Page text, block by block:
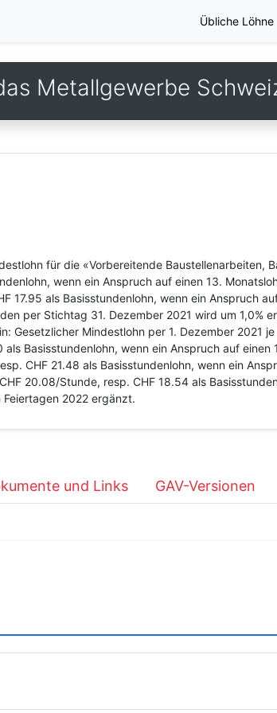
Übliche Löhne
Metallgewerbe
für die «Vorbereitende Baustellenarbeiten,
wenn ein Anspruch auf einen 13.
17.95 als Basisstundenlohn, wenn ein Anspruch
per Stichtag 31. Dezember 2021 wird um 1,0%
Gesetzlicher Mindestlohn per 1. Dezember 2021
Basisstundenlohn, wenn ein Anspruch auf
CHF 21.48 als Basisstundenlohn, wenn ein
20.08/Stunde, resp. CHF 18.54 als
2022 ergänzt.
und Links GAV-Versionen